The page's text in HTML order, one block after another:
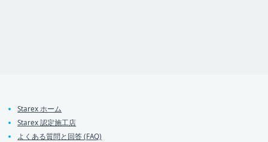
Starex ホーム
Starex 認定施工店
よくある質問と回答 (FAQ)